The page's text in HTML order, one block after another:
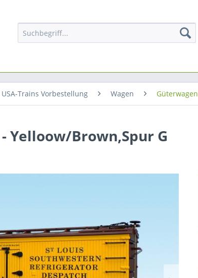
USA-Trains Vorbestellung Wagen Güterwagen
Yelloow/Brown,Spur G